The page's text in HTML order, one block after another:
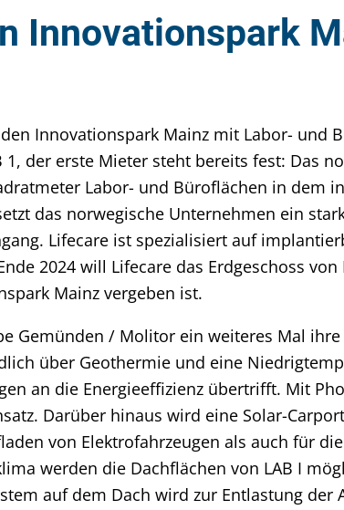
Innovationspark
Innovationspark Mainz mit Labor- und
1, der erste Mieter steht bereits fest: Das
Labor- und Büroflächen in dem
das norwegische Unternehmen ein
Lifecare ist spezialisiert auf
2024 will Lifecare das Erdgeschoss
Mainz vergeben ist.
Gemünden / Molitor ein weiteres Mal
über Geothermie und eine
an die Energieeffizienz übertrifft. Mit
Darüber hinaus wird eine Solar-
von Elektrofahrzeugen als auch für
werden die Dachflächen von LAB I
auf dem Dach wird zur Entlastung